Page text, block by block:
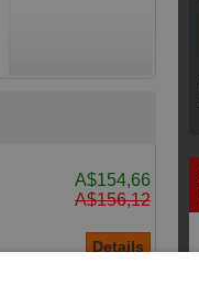
A$154,66
A$156,12